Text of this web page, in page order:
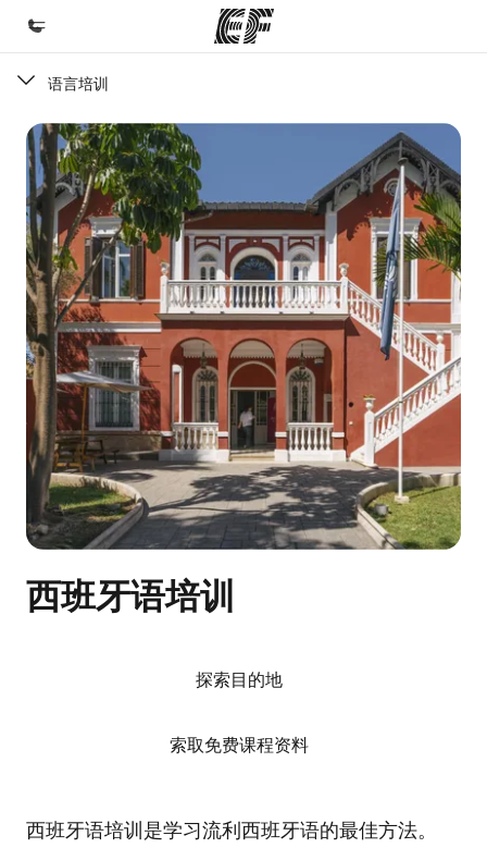
欢迎来到英孚教育
课程
查看所有英孚提供的课程
办公室
查找您附近的办公室
关于我们
企业文化
职业发展
加入我们
语言培训
西班牙语培训
西班牙语培训是学习流利西班牙语的最佳方法。
探索目的地
索取免费课程资料